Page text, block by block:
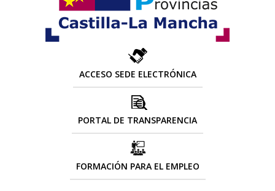
ACCESO SEDE ELECTRÓNICA
PORTAL DE TRANSPARENCIA
FORMACIÓN PARA EL EMPLEO